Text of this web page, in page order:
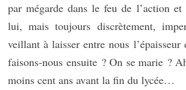
par mégarde dans le feu de l’action
lui, mais toujours discrètement,
veillant à laisser entre nous l’épaisseur
faisons-nous ensuite ? On se marie ?
moins cent ans avant la fin du lycée…